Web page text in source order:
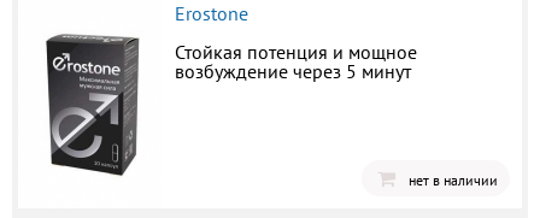
Erostone
Стойкая потенция и мощное
возбуждение через 5 минут
нет в наличии